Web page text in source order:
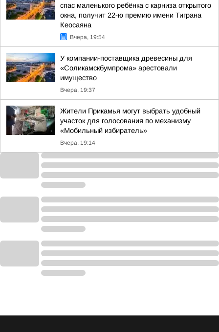
спас маленького ребёнка с карниза открытого
окна, получит 22-ю премию имени Тиграна
Кеосаяна
Вчера, 19:54
У компании-поставщика древесины для
«Соликамскбумпрома» арестовали
имущество
Вчера, 19:37
Жители Прикамья могут выбрать удобный
участок для голосования по механизму
«Мобильный избиратель»
Вчера, 19:14